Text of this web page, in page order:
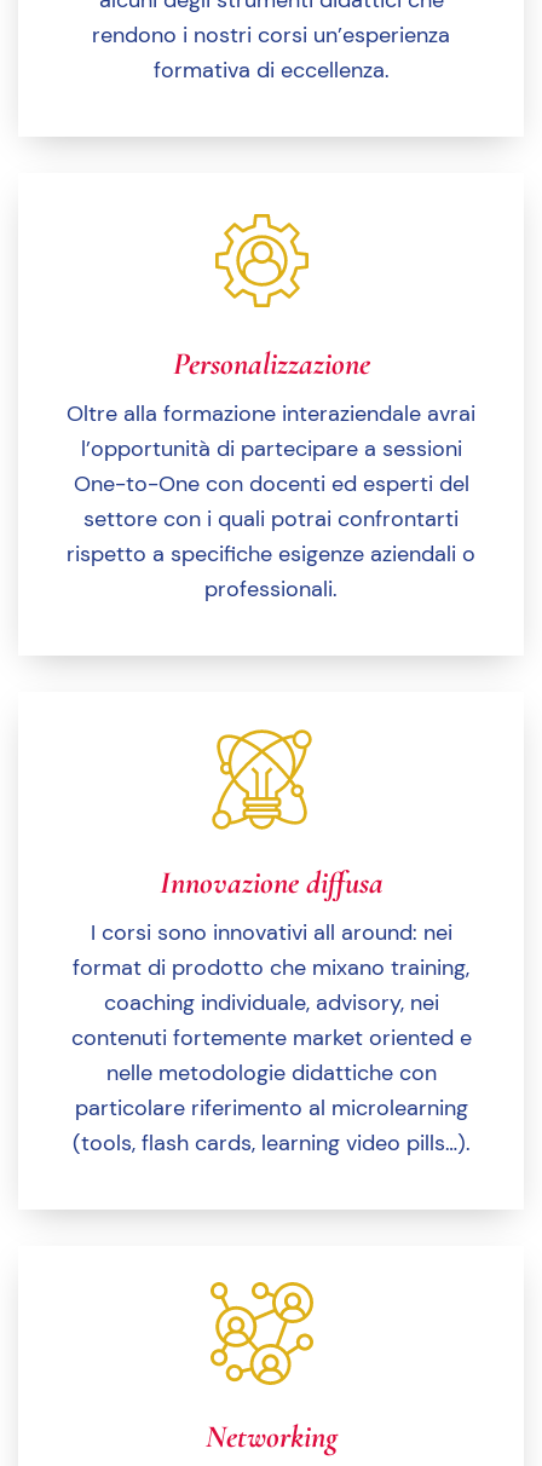
rendono i nostri corsi un’esperienza
formativa di eccellenza.
Personalizzazione
Oltre alla formazione interaziendale avrai
l’opportunità di partecipare a sessioni
One-to-One con docenti ed esperti del
settore con i quali potrai confrontarti
rispetto a specifiche esigenze aziendali o
professionali.
Innovazione diffusa
I corsi sono innovativi all around: nei
format di prodotto che mixano training,
coaching individuale, advisory, nei
contenuti fortemente market oriented e
nelle metodologie didattiche con
particolare riferimento al microlearning
(tools, flash cards, learning video pills…).
Networking